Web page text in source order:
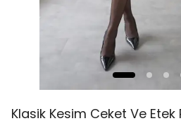
Klasik Kesim Ceket Ve Etek